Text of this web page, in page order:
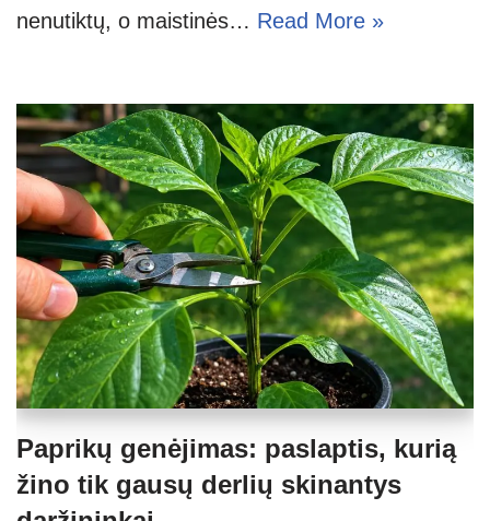
nenutiktų, o maistinės… Read More »
Paprikų genėjimas: paslaptis, kurią
žino tik gausų derlių skinantys